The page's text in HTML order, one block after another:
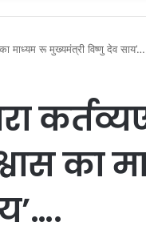
माध्यम रू मुख्यमंत्री विष्णु देव
का